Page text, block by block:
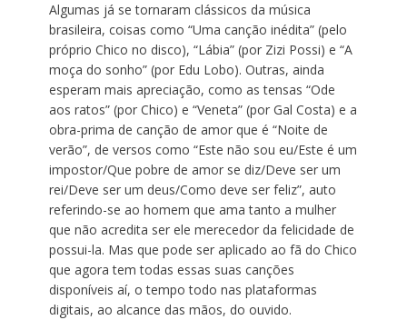
Algumas já se tornaram clássicos da música
brasileira, coisas como “Uma canção inédita” (pelo
próprio Chico no disco), “Lábia” (por Zizi Possi) e “A
moça do sonho” (por Edu Lobo). Outras, ainda
esperam mais apreciação, como as tensas “Ode
aos ratos” (por Chico) e “Veneta” (por Gal Costa) e a
obra-prima de canção de amor que é “Noite de
verão”, de versos como “Este não sou eu/Este é um
impostor/Que pobre de amor se diz/Deve ser um
rei/Deve ser um deus/Como deve ser feliz”, auto
referindo-se ao homem que ama tanto a mulher
que não acredita ser ele merecedor da felicidade de
possui-la. Mas que pode ser aplicado ao fã do Chico
que agora tem todas essas suas canções
disponíveis aí, o tempo todo nas plataformas
digitais, ao alcance das mãos, do ouvido.